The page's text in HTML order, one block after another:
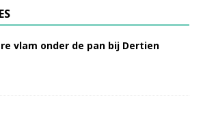
vlam onder de pan bij Dertien